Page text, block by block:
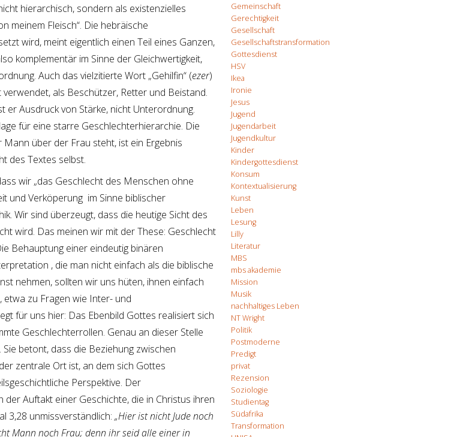
hierarchisch, sondern als existenzielles
meinem Fleisch“. Die hebräische
wird, meint eigentlich einen Teil eines Ganzen,
komplementär im Sinne der Gleichwertigkeit,
Auch das vielzitierte Wort „Gehilfin“ (ezer)
als Beschützer, Retter und Beistand.
er Ausdruck von Stärke, nicht Unterordnung.
für eine starre Geschlechterhierarchie. Die
über der Frau steht, ist ein Ergebnis
des Textes selbst.
wir „das Geschlecht des Menschen ohne
und Verköperung im Sinne biblischer
Wir sind überzeugt, dass die heutige Sicht des
wird. Das meinen wir mit der These: Geschlecht
Behauptung einer eindeutig binären
, die man nicht einfach als die biblische
nehmen, sollten wir uns hüten, ihnen einfach
zu Fragen wie Inter- und
für uns hier: Das Ebenbild Gottes realisiert sich
Geschlechterrollen. Genau an dieser Stelle
betont, dass die Beziehung zwischen
zentrale Ort ist, an dem sich Gottes
Perspektive. Der
Auftakt einer Geschichte, die in Christus ihren
3,28 unmissverständlich: „Hier ist nicht Jude noch
Mann noch Frau; denn ihr seid alle einer in
Gemeinschaft
Gerechtigkeit
Gesellschaft
Gesellschaftstransformation
Gottesdienst
HSV
Ikea
Ironie
Jesus
Jugend
Jugendarbeit
Jugendkultur
Kinder
Kindergottesdienst
Konsum
Kontextualisierung
Kunst
Leben
Lesung
Lilly
Literatur
MBS
mbs akademie
Mission
Musik
nachhaltiges Leben
NT Wright
Politik
Postmoderne
Predigt
privat
Rezension
Soziologie
Studientag
Südafrika
Transformation